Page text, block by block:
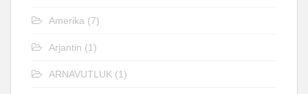
Amerika (7)
Arjantin (1)
ARNAVUTLUK (1)